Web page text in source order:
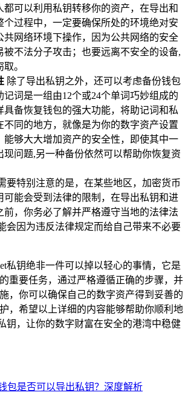
都可以利用私钥转移你的资产，在导出和
个过程中，一定要确保所处的环境绝对安
共网络环境下操作，因为公共网络的安全
被不法分子攻击；也要远离不安全的设备,
。
除了导出私钥之外，还可以考虑备份钱包
记词是一组由12个或24个单词巧妙组成的
具备恢复钱包的强大功能，将助记词和私
不同的地方，就像是为你的数字资产设置
能够大大增加资产的安全性，即使其中一
现问题,另一种备份依然可以帮助你恢复资
要特别注意的是，在某些地区，加密货币
可能会受到法律的限制，在导出私钥和进
前，你务必了解并严格遵守当地的法律法
会因为违反法律规定而给自己带来不必要
私钥绝非一件可以掉以轻心的事情，它是
重要任务，通过严格遵循正确的步骤，并
，你可以确保自己的数字资产得到妥善的
，希望以上详细的内容能够帮助你顺利地
钥，让你的数字财富在安全的港湾中稳健
包是否可以导出私钥？深度解析